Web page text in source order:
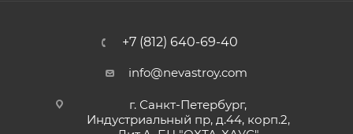
+7 (812) 640-69-40
info@nevastroy.com
г. Санкт-Петербург,
Индустриальный пр, д.44, корп.2,